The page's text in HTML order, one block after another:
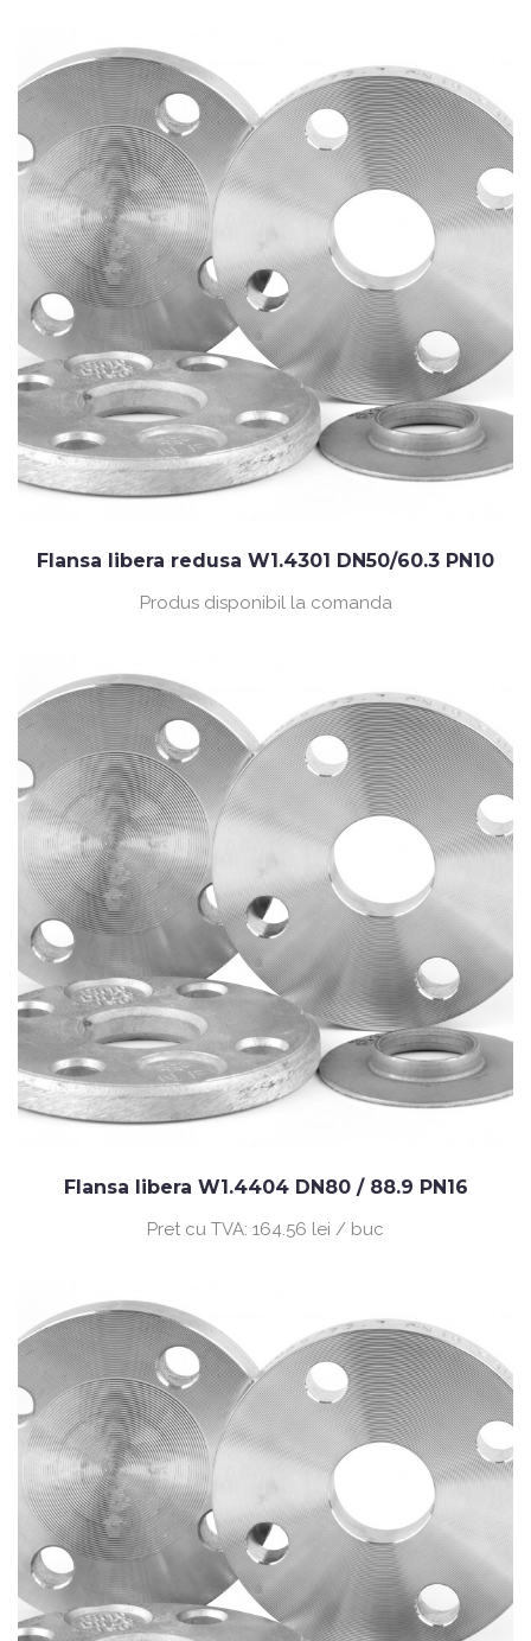
Flansa libera redusa W1.4301 DN50/60.3 PN10
Produs disponibil la comanda
Flansa libera W1.4404 DN80 / 88.9 PN16
Pret cu TVA: 164.56 lei / buc